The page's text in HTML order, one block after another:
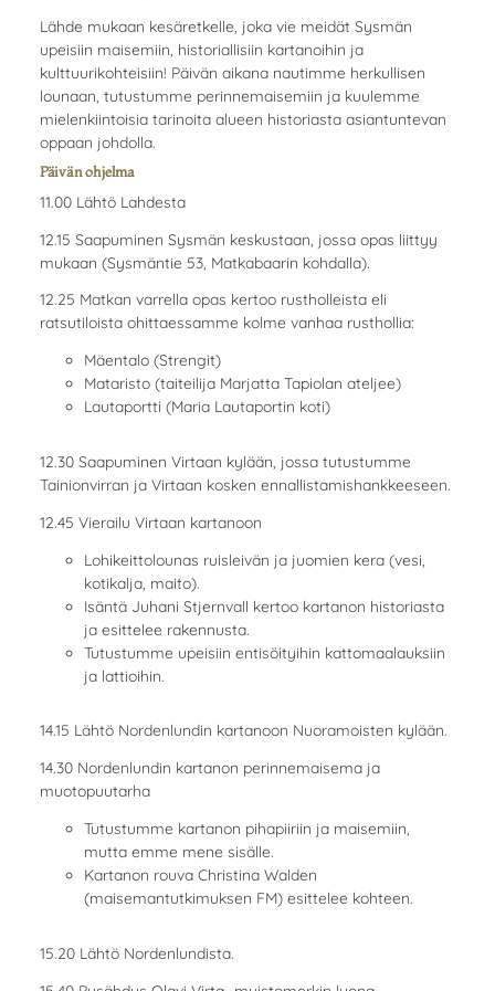
Lähde mukaan kesäretkelle, joka vie meidät Sysmän
upeisiin maisemiin, historiallisiin kartanoihin ja
kulttuurikohteisiin! Päivän aikana nautimme herkullisen
lounaan, tutustumme perinnemaisemiin ja kuulemme
mielenkiintoisia tarinoita alueen historiasta asiantuntevan
oppaan johdolla.
Päivän ohjelma
11.00 Lähtö Lahdesta
12.15 Saapuminen Sysmän keskustaan, jossa opas liittyy
mukaan (Sysmäntie 53, Matkabaarin kohdalla).
12.25 Matkan varrella opas kertoo rustholleista eli
ratsutiloista ohittaessamme kolme vanhaa rusthollia:
Mäentalo (Strengit)
Mataristo (taiteilija Marjatta Tapiolan ateljee)
Lautaportti (Maria Lautaportin koti)
12.30 Saapuminen Virtaan kylään, jossa tutustumme
Tainionvirran ja Virtaan kosken ennallistamishankkeeseen.
12.45 Vierailu Virtaan kartanoon
Lohikeittolounas ruisleivän ja juomien kera (vesi,
kotikalja, maito).
Isäntä Juhani Stjernvall kertoo kartanon historiasta
ja esittelee rakennusta.
Tutustumme upeisiin entisöityihin kattomaalauksiin
ja lattioihin.
14.15 Lähtö Nordenlundin kartanoon Nuoramoisten kylään.
14.30 Nordenlundin kartanon perinnemaisema ja
muotopuutarha
Tutustumme kartanon pihapiiriin ja maisemiin,
mutta emme mene sisälle.
Kartanon rouva Christina Walden
(maisemantutkimuksen FM) esittelee kohteen.
15.20 Lähtö Nordenlundista.